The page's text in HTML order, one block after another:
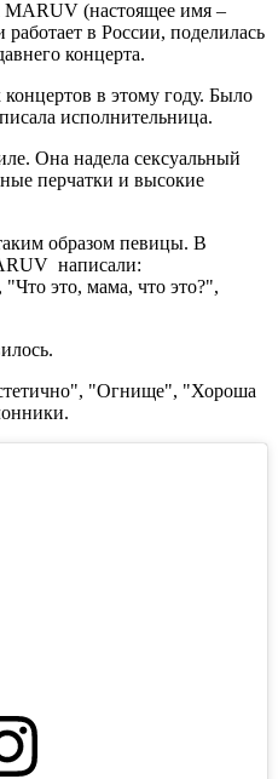
MARUV (настоящее имя –
в России, поделилась
концерта.
в этому году. Было
исполнительница.
Она надела сексуальный
перчатки и высокие
образом певицы. В
написали:
это, мама, что это?",
"Огнище", "Хороша